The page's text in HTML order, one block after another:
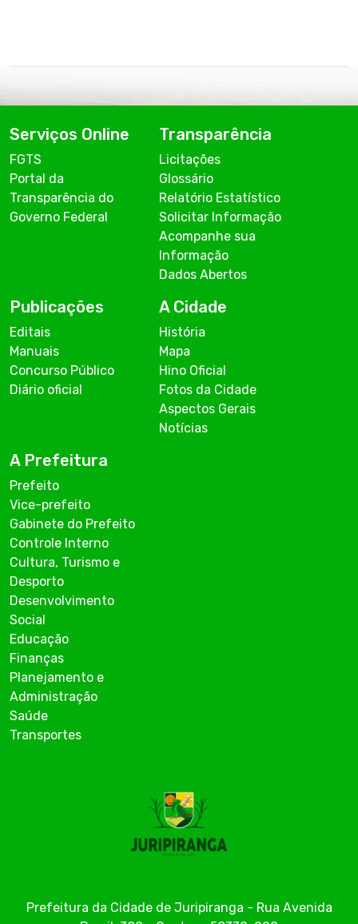
Serviços Online
FGTS
Portal da
Transparência do
Governo Federal
Transparência
Licitações
Glossário
Relatório Estatístico
Solicitar Informação
Acompanhe sua
Informação
Dados Abertos
Publicações
Editais
Manuais
Concurso Público
Diário oficial
A Cidade
História
Mapa
Hino Oficial
Fotos da Cidade
Aspectos Gerais
Notícias
A Prefeitura
Prefeito
Vice-prefeito
Gabinete do Prefeito
Controle Interno
Cultura, Turismo e
Desporto
Desenvolvimento
Social
Educação
Finanças
Planejamento e
Administração
Saúde
Transportes
Prefeitura da Cidade de Juripiranga - Rua Avenida